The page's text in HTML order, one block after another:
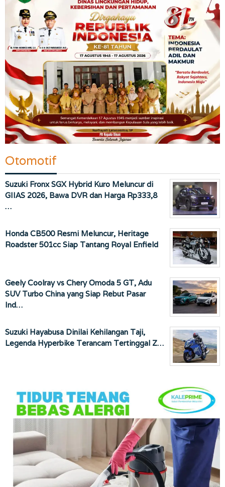
Otomotif
Suzuki Fronx SGX Hybrid Kuro Meluncur di
GIIAS 2026, Bawa DVR dan Harga Rp333,8
…
Honda CB500 Resmi Meluncur, Heritage
Roadster 501cc Siap Tantang Royal Enfield
Geely Coolray vs Chery Omoda 5 GT, Adu
SUV Turbo China yang Siap Rebut Pasar
Ind…
Suzuki Hayabusa Dinilai Kehilangan Taji,
Legenda Hyperbike Terancam Tertinggal Z…